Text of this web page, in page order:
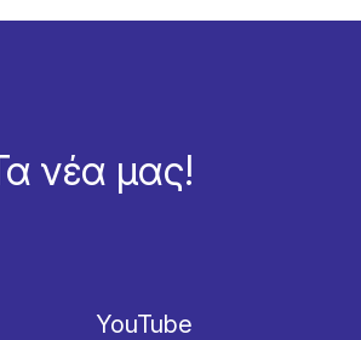
νέα μας!
YouTube